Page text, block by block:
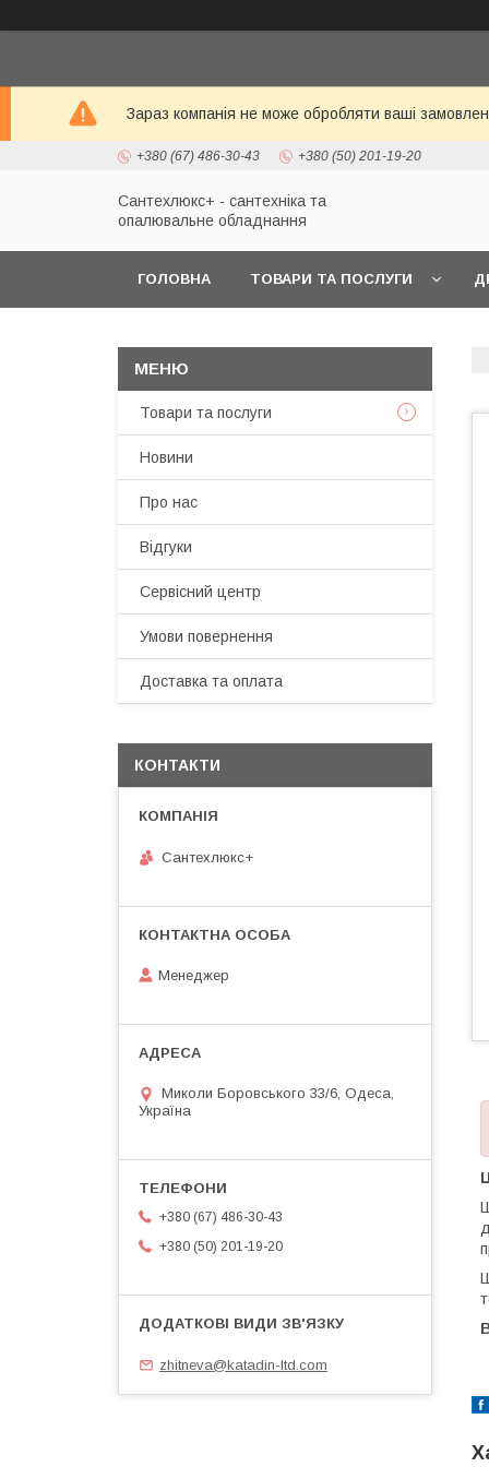
Зараз компанія не може обробляти ваші
+380 (67) 486-30-43 +380 (50) 201-19-20
Сантехлюкс+ - сантехніка та
опалювальне обладнання
ГОЛОВНА ТОВАРИ ТА ПОСЛУГИ
Товари та послуги
Новини
Про нас
Відгуки
Сервісний центр
Умови повернення
Доставка та оплата
КОНТАКТИ
Сантехлюкс+
Менеджер
Миколи Боровського 33/6, Одеса,
Україна
+380 (67) 486-30-43
+380 (50) 201-19-20
zhitneva@katadin-ltd.com